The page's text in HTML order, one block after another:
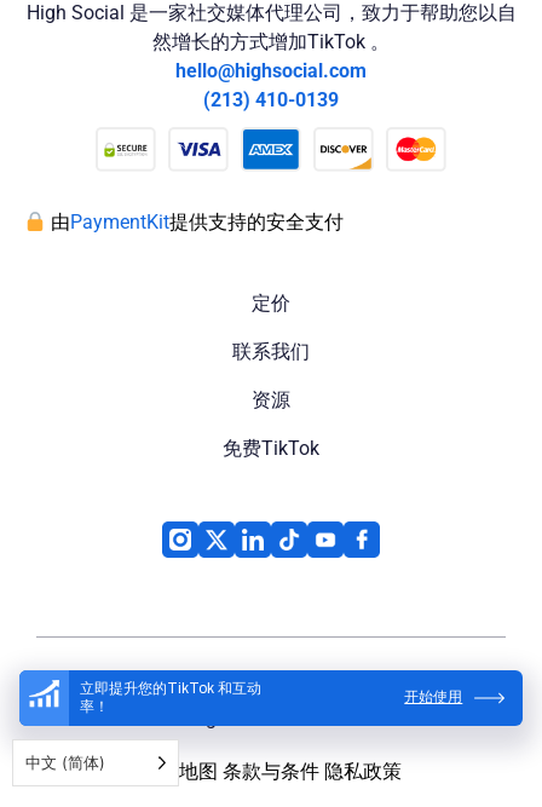
立即提升您的TikTok 和互动
率！
开始使用
High Social 是一家社交媒体代理公司，致力于帮助您以自
然增长的方式增加TikTok 。
hello@highsocial.com
(213) 410-0139
由PaymentKit提供支持的安全支付
定价
联系我们
资源
免费TikTok
网站地图 条款与条件 隐私政策
中文 (简体)